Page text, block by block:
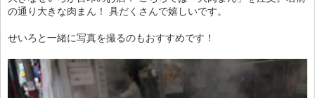
の通り大きな肉まん！ 具だくさんで嬉しいです。
せいろと一緒に写真を撮るのもおすすめです！